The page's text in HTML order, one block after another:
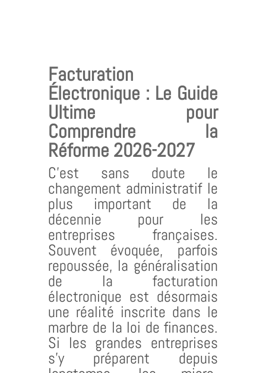
Facturation
Électronique : Le Guide
Ultime pour
Comprendre la
Réforme 2026-2027
C’est sans doute le
changement administratif le
plus important de la
décennie pour les
entreprises françaises.
Souvent évoquée, parfois
repoussée, la généralisation
de la facturation
électronique est désormais
une réalité inscrite dans le
marbre de la loi de finances.
Si les grandes entreprises
s’y préparent depuis